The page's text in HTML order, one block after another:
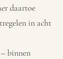
daartoe
in acht
binnen